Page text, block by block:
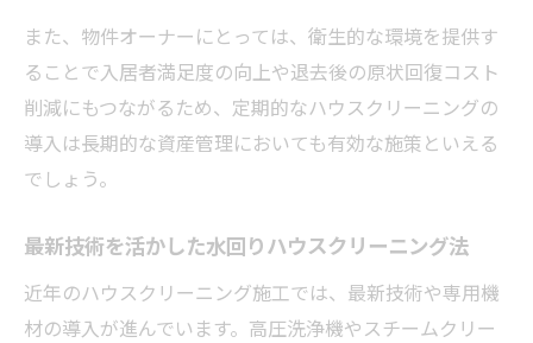
また、物件オーナーにとっては、衛生的な環境を提供す
ることで入居者満足度の向上や退去後の原状回復コスト
削減にもつながるため、定期的なハウスクリーニングの
導入は長期的な資産管理においても有効な施策といえる
でしょう。
最新技術を活かした水回りハウスクリーニング法
近年のハウスクリーニング施工では、最新技術や専用機
材の導入が進んでいます。高圧洗浄機やスチームクリー